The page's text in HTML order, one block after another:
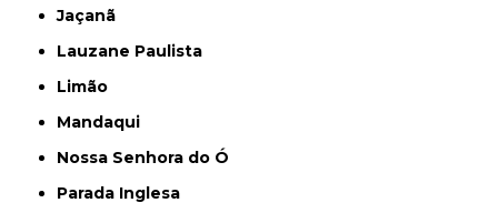
Jaçanã
Lauzane Paulista
Limão
Mandaqui
Nossa Senhora do Ó
Parada Inglesa